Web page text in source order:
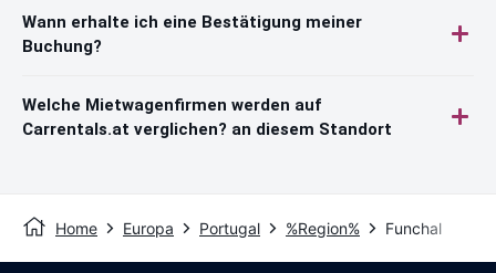
Wann erhalte ich eine Bestätigung meiner
Buchung?
Welche Mietwagenfirmen werden auf
Carrentals.at verglichen? an diesem Standort
Home Europa Portugal %Region% Funchal